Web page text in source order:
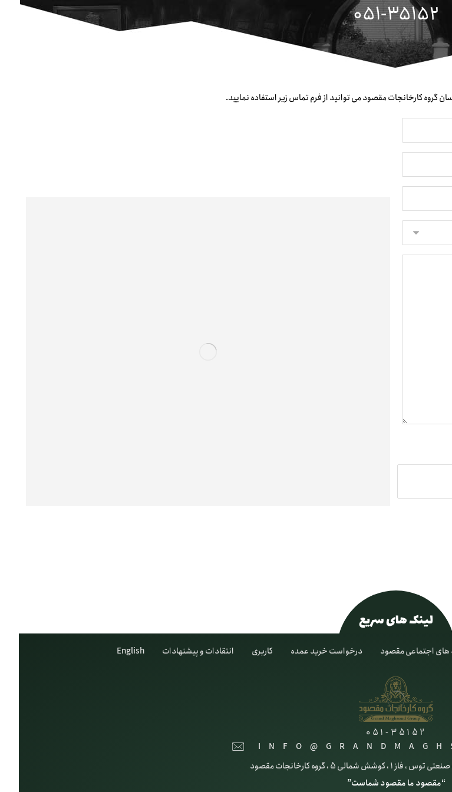
051-35152
گروه کارخانجات مقصود می توانید از فرم تماس زیر استفاده نمایید.
لینک های سریع
های اجتماعی مقصود درخواست خرید عمده کاربری انتقادات و پیشنهادات English
051-35152
شمالی 5 ، گروه کارخانجات مقصود
“مقصود ما مقصود شماست”